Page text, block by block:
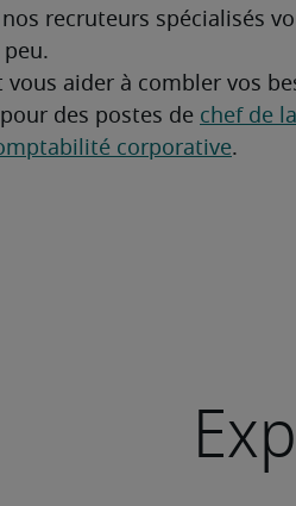
recruteurs spécialisés
vous aider à combler vos
des postes de chef de la
corporative.